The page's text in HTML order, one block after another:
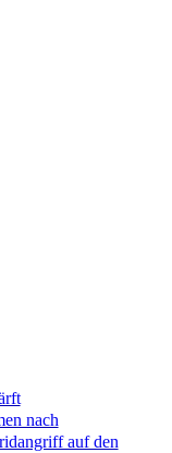
nach
auf den